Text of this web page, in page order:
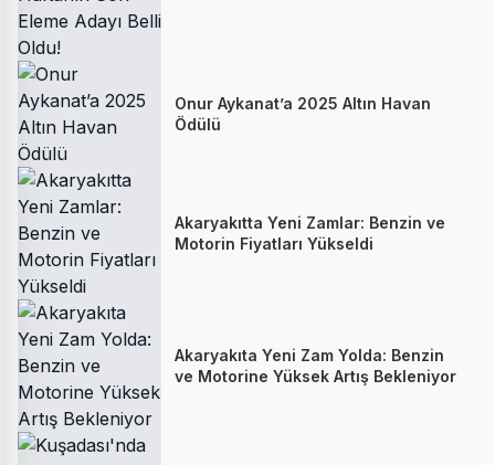
Onur Aykanat’a 2025 Altın Havan
Ödülü
Akaryakıtta Yeni Zamlar: Benzin ve
Motorin Fiyatları Yükseldi
Akaryakıta Yeni Zam Yolda: Benzin
ve Motorine Yüksek Artış Bekleniyor